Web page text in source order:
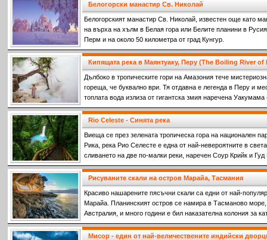
Белогорски манастир Св. Николай
Белогорският манастир Св. Николай, известен още като
на върха на хълм в Белая гора или Белите планини в
Перм и на около 50 километра от град Кунгур.
Кипящата река в Маянтуаку, Перу (The Boiling River of
Дълбоко в тропическите гори на Амазония тече
гореща, че буквално ври. Тя отдавна е легенда в Перу и
топлата вода излиза от гигантска змия наречена
водите.
Rio Celeste - Синята река
Виеща се през зелената тропическа гора на национален
Рика, река Рио Селесте е една от най-невероятните в
сливането на две по-малки реки, наречен Соур Крийк и
на двете напълно прозрачни реки се срещат, се образува
Рисуваните скали на остров Марайа, Тасмания
Красиво нашарените пясъчни скали са едни от най-
Марайа. Планинският остров се намира в Тасманово
Австралия, и много години е бил наказателна колония за
престъпления срещу френските колонизатори.
Мисор - един от най-величествените индийски